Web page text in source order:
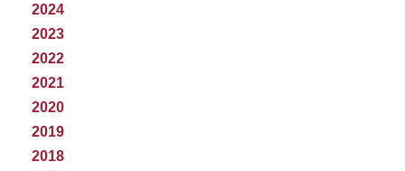
2024
2023
2022
2021
2020
2019
2018